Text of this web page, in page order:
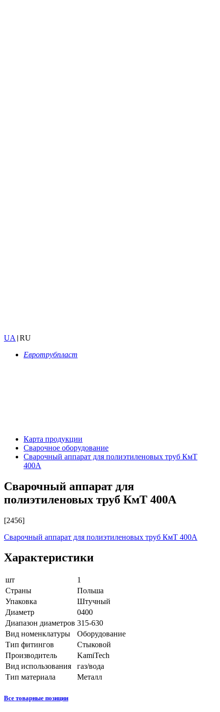
UA RU
Евротрубпласт
Карта продукции
Сварочное оборудование
Сварочный аппарат для полиэтиленовых труб КмТ
400А
Сварочный аппарат для
полиэтиленовых труб КмТ 400А
[2456]
Сварочный аппарат для полиэтиленовых труб КмТ 400А
Характеристики
шт
1
Страны
Польша
Упаковка
Штучный
Диаметр
0400
Диапазон диаметров 315-630
Вид номенклатуры
Оборудование
Тип фитингов
Стыковой
Производитель
KamiTech
Вид использования
газ/вода
Тип материала
Металл
Все товарные позиции